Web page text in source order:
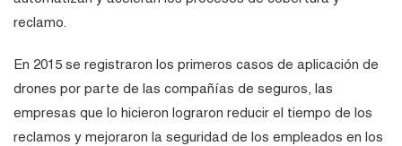
reclamo.
En 2015 se registraron los primeros casos de aplicación de
drones por parte de las compañías de seguros, las
empresas que lo hicieron lograron reducir el tiempo de los
reclamos y mejoraron la seguridad de los empleados en los